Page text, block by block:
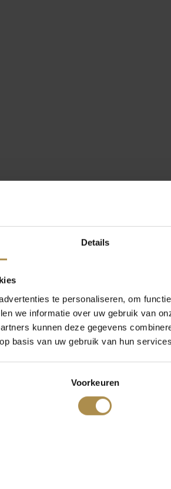
Details
te personaliseren, om
we informatie over uw gebruik van
kunnen deze gegevens
basis van uw gebruik van hun
Voorkeuren